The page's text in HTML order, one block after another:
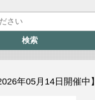
年05月14日開催中】